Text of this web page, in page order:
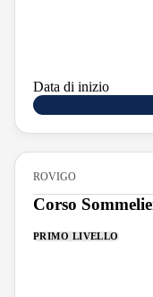
Data di inizio
ROVIGO
Corso
PRIMO LIVELLO